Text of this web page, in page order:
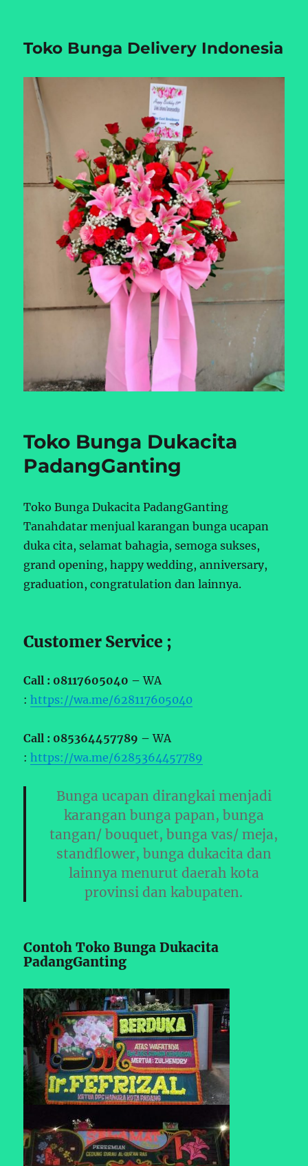
Toko Bunga Delivery Indonesia
Toko Bunga Dukacita
PadangGanting
Toko Bunga Dukacita PadangGanting
Tanahdatar menjual karangan bunga ucapan
duka cita, selamat bahagia, semoga sukses,
grand opening, happy wedding, anniversary,
graduation, congratulation dan lainnya.
Customer Service ;
Call : 08117605040 –WA
:https://wa.me/628117605040
Call : 085364457789 –WA
:https://wa.me/6285364457789
Bunga ucapan dirangkai menjadi
karangan bunga papan, bunga
tangan/ bouquet, bunga vas/ meja,
standflower, bunga dukacita dan
lainnya menurut daerah kota
provinsi dan kabupaten.
Contoh Toko Bunga Dukacita
PadangGanting